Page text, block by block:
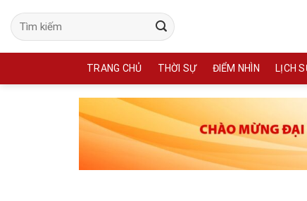
content
TRANG CHỦ THỜI SỰ ĐIỂM NHÌN LỊCH